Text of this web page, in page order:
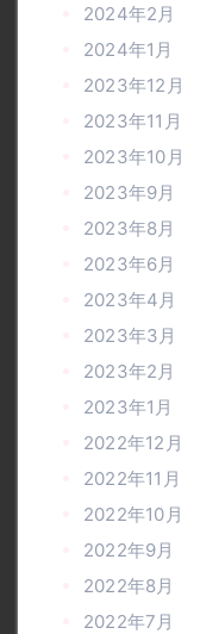
2024年2月
2024年1月
2023年12月
2023年11月
2023年10月
2023年9月
2023年8月
2023年6月
2023年4月
2023年3月
2023年2月
2023年1月
2022年12月
2022年11月
2022年10月
2022年9月
2022年8月
2022年7月